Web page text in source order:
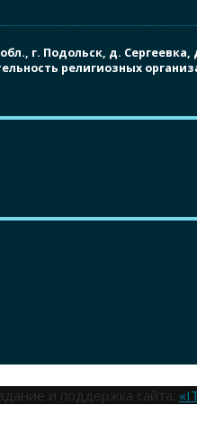
г. Подольск, д. Сергеевка,
религиозных
и поддержка сайта: